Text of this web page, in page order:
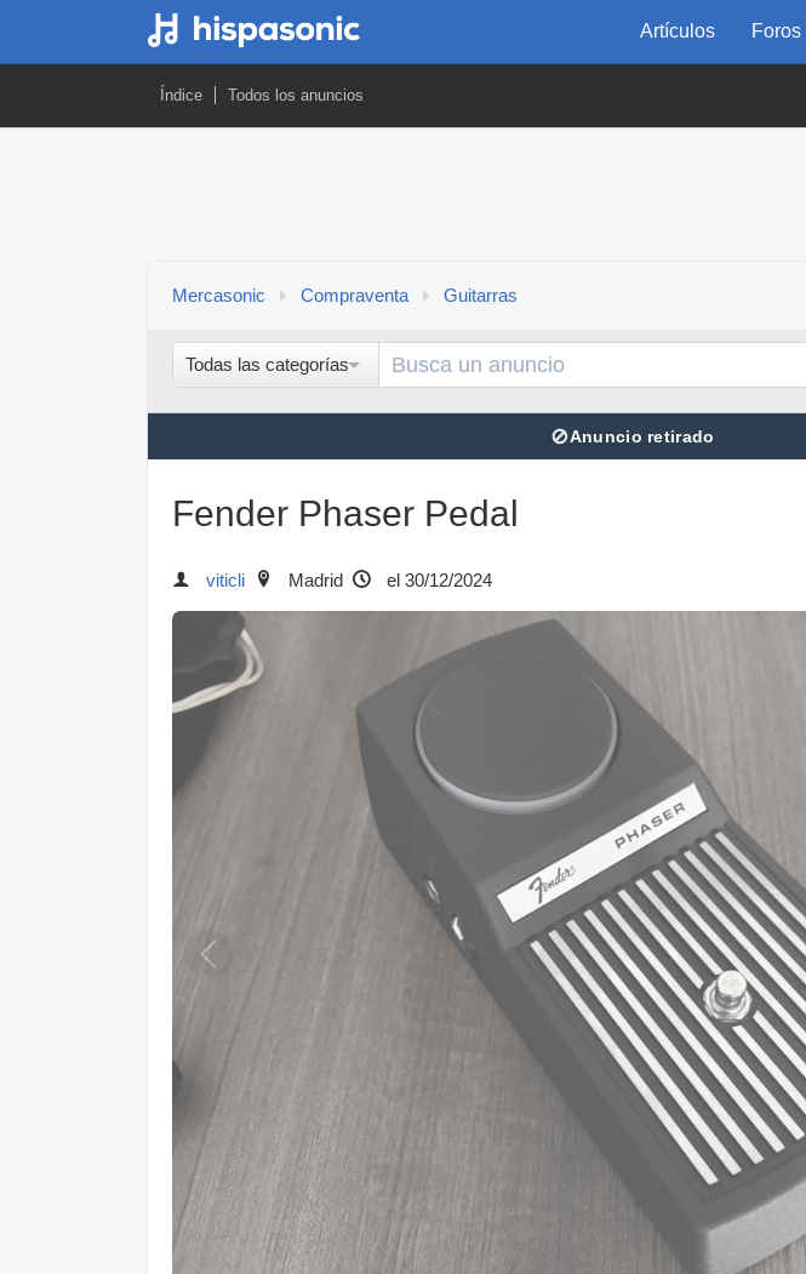
Artículos Foros
Índice Todos los anuncios
Mercasonic Compraventa Guitarras
Todas las categorías
⊘Anuncio retirado
Fender Phaser Pedal
viticli Madrid el 30/12/2024